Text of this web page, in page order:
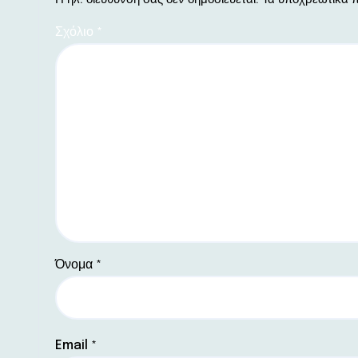
Σχόλιο *
Όνομα *
Email *